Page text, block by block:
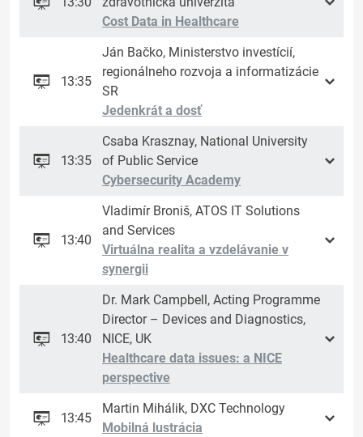
Cost Data in Healthcare
13:35
Ján Bačko, Ministerstvo investícií,
regionálneho rozvoja a informatizácie
SR
Jedenkrát a dosť
13:35
Csaba Krasznay, National University
of Public Service
Cybersecurity Academy
13:40
Vladimír Broniš, ATOS IT Solutions
and Services
Virtuálna realita a vzdelávanie v
synergii
13:40
Dr. Mark Campbell, Acting Programme
Director – Devices and Diagnostics,
NICE, UK
Healthcare data issues: a NICE
perspective
13:45
Martin Mihálik, DXC Technology
Mobilná lustrácia